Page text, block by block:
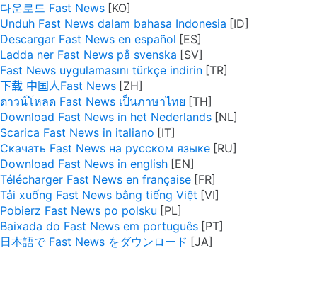
다운로드 Fast News
Unduh Fast News dalam bahasa Indonesia
Descargar Fast News en español
Ladda ner Fast News på svenska
Fast News uygulamasını türkçe indirin
下载 中国人Fast News
ดาวน์โหลด Fast News เป็นภาษาไทย
Download Fast News in het Nederlands
Scarica Fast News in italiano
Скачать Fast News на русском языке
Download Fast News in english
Télécharger Fast News en française
Tải xuống Fast News bằng tiếng Việt
Pobierz Fast News po polsku
Baixada do Fast News em português
日本語で Fast News をダウンロード